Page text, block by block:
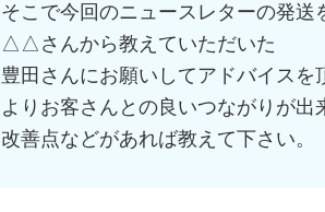
そこで今回のニュースレターの発送
△△さんから教えていただいた
豊田さんにお願いしてアドバイスを
よりお客さんとの良いつながりが出
改善点などがあれば教えて下さい。